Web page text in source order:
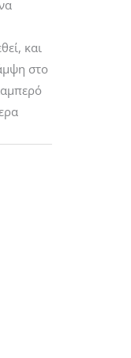
και
στο